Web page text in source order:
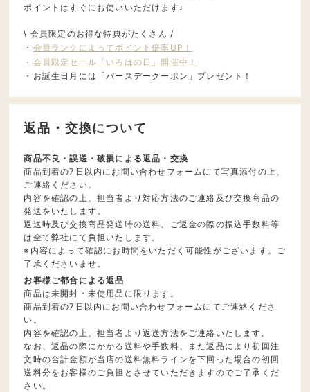
ポイントはすぐにお使いいただけます♩
\ 会員限定のお得な特典がたくさん /
・ 会員ランクによってポイント倍率UP！
・ 会員限定セール「いろはの日」開催中！
・お誕生日月には「バースデークーポン」プレゼント！
返品・交換について
商品不良・誤送・破損による返品・交換
商品到着の7日以内にお問い合わせフォームにて写真添付の上、
ご連絡ください。
内容を確認の上、担当者より対応方法のご連絡及び交換商品の
発送をいたします。
返送時及び交換商品発送時の送料、ご返金の際の振込手数料等
は全て弊社にて負担いたします。
※内容によって確認にお時間をいただく可能性がございます。ご
了承くださいませ。
お客様ご都合による返品
商品は未開封・未使用品に限ります。
商品到着の7日以内にお問い合わせフォームにてご連絡くださ
い。
内容を確認の上、担当者より返送方法をご連絡いたします。
なお、返品の際にかかる送料や手数料、また返品により初回注
文時の合計金額が当店の送料無料ラインを下回った場合の初回
送料分をお客様のご負担とさせていただきますのでご了承くだ
さい。